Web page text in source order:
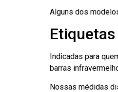
Alguns dos
Indicadas para
barras
Nossas médidas